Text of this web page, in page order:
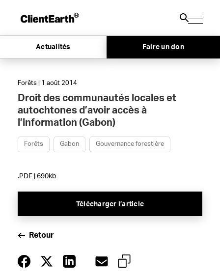
Actualités Faire un don
Forêts | 1 août 2014
Droit des communautés locales et
autochtones d’avoir accès à
l’information (Gabon)
Forêts Gabon Gouvernance forestière
.PDF | 690kb
Télécharger l’article
Retour